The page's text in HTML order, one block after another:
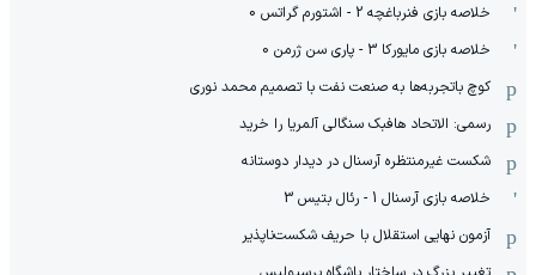
خلاصه بازی فنرباغچه 2 - اشتورم گراتس 0
خلاصه بازی مایورکا 3 - پاری سن ژرمن 0
کوچ باتجربه‌ها به صنعت نفت با تصمیم محمد نوری
رسمی: الاتحاد هافبک سنگالی آلمریا را خرید
شکست غیرمنتظره آرسنال در دیدار دوستانه
خلاصه بازی آرسنال 1 - رئال بتیس 3
آزمون نهایی استقلال با حریف شکست‌ناپذیر